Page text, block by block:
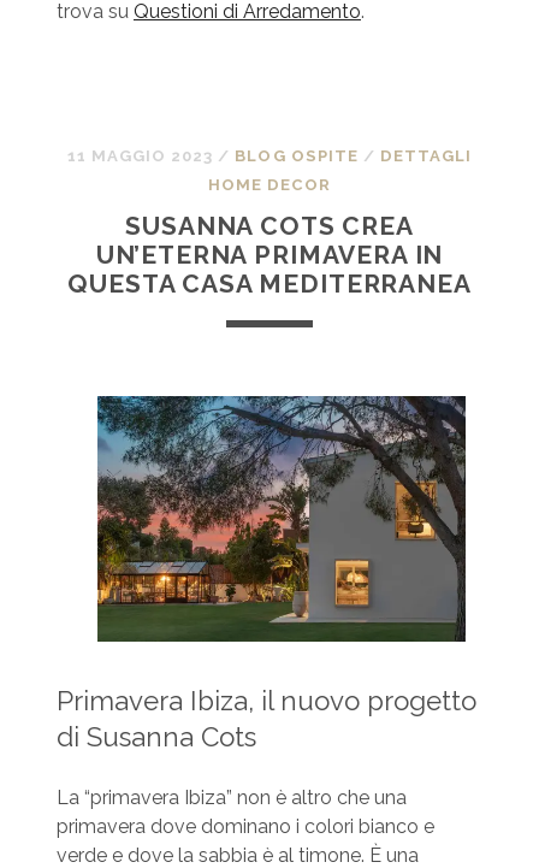
trova su Questioni di Arredamento.
11 MAGGIO 2023 / BLOG OSPITE / DETTAGLI
HOME DECOR
SUSANNA COTS CREA
UN’ETERNA PRIMAVERA IN
QUESTA CASA MEDITERRANEA
Primavera Ibiza, il nuovo progetto
di Susanna Cots
La “primavera Ibiza” non è altro che una
primavera dove dominano i colori bianco e
verde e dove la sabbia è al timone. È una